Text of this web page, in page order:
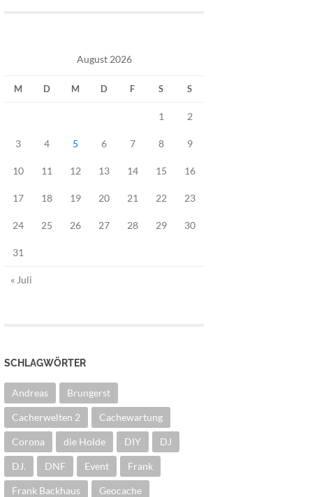
August 2026
M D M D F S S
1 2
3 4 5 6 7 8 9
10 11 12 13 14 15 16
17 18 19 20 21 22 23
24 25 26 27 28 29 30
31
« Juli
SCHLAGWÖRTER
Andreas Brungerst
Cacherwelten 2 Cachewartung
Corona die Holde DIY DJ
DJ. DNF Event Frank
Frank Backhaus Geocache